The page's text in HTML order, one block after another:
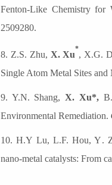
Fenton-Like Chemistry for
2509280.
8. Z.S. Zhu, X. Xu
*
, X.G.
Single Atom Metal Sites and
9. Y.N. Shang,X. Xu*,
Environmental Remediation.
10. H.Y Lu, L.F. Hou, Y.
nano-metal catalysts: From